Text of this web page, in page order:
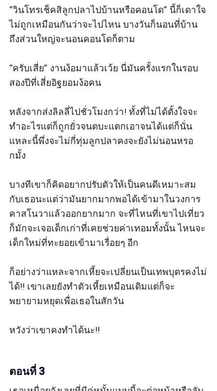
“วินโทรเช็คสิลูกปลาไปบ้านหรือคอนโด” นี้ก็เดาใจ
ไม่ถูกเหมือนกันว่าจะไปไหน บางวันก็นอนที่บ้าน
ถึงส่วนใหญ่จะนอนคอนโดก็ตาม
“ครับเสี่ย” งานง้อมาแล้วเว้ย นี่มันครั้งแรกในรอบ
สองปีที่เสี่ยอิฐยอมง้อคน
หลังจากส่งลิลลี่ไปชั่วโมงกว่า! ทั้งที่ไม่ได้ตั้งใจจะ
ทำอะไรแต่ก็ถูกยั่วจนตบะแตกเอาจนได้แต่ก็นั่น
แหละนี้พึ่งจะไม่กี่ทุ่มลูกปลาคงจะยังไม่นอนหรอ
กมั้ง
บางทีเขาก็คิดอยากปรับตัวให้เป็นคนดีเหมาะสม
กับเธอนะแต่ว่ามันยากมากพอได้เข้ามาในวงการ
คาสโนวาแล้วออกยากมาก จะที่ไหนที่เขาไปเที่ยว
ก็มักจะเจอเด็กเก่าที่เคยช่วยค่าเทอมทั้งนั้น ไหนจะ
เด็กใหม่ที่ทะยอยเข้ามาเรื่อยๆ อีก
ก็อย่างว่าแหละจากเหี้ยจะเปลี่ยนเป็นเทพบุตรคงไม่
ได้!! เขาเลยยังทำตัวเหี้ยเหมือนเดิมแต่ก็จะ
พยายามหยุดเพื่อเธอในสักวัน
หวังว่าเขาคงทำได้นะ!!
ตอนที่ 3